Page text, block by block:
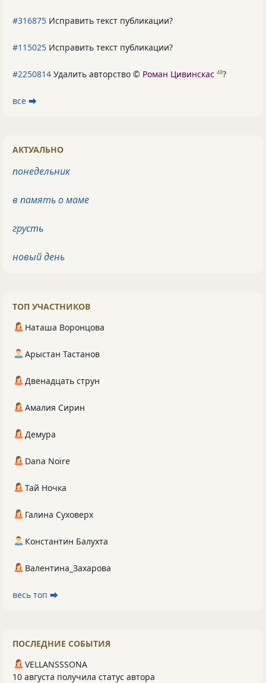
#316875 Исправить текст публикации?
#115025 Исправить текст публикации?
#2250814 Удалить авторство © Роман Цивинскас 48?
все ⮕
АКТУАЛЬНО
понедельник
в память о маме
грусть
новый день
ТОП УЧАСТНИКОВ
Наташа Воронцова
Арыстан Тастанов
Двенадцать струн
Амалия Сирин
Демура
Dana Noire
Тай Ночка
Галина Суховерх
Константин Балухта
Валентина_Захарова
весь топ ⮕
ПОСЛЕДНИЕ СОБЫТИЯ
VELLANSSSONA
10 августа получила статус автора